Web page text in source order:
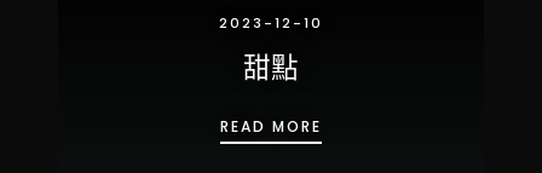
2023-12-10
甜點
READ MORE